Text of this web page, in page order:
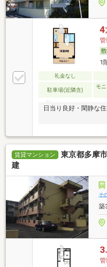
4
管
1
礼金なし
駐車場(近隣含)
モ
日当り良好・閑静な
賃貸マンション
東京都多摩
建
そ
築
管